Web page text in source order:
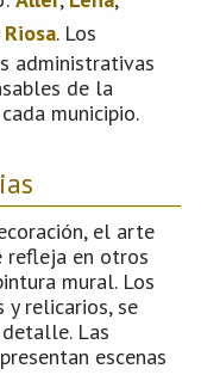
Riosa. Los
administrativas
de la
municipio.
el arte
refleja en otros
mural. Los
y relicarios, se
Las
escenas